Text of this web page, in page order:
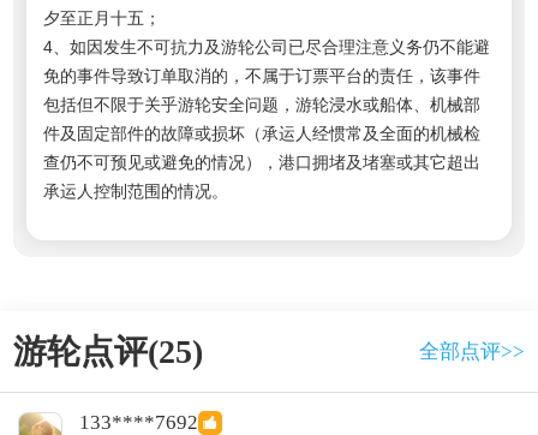
夕至正月十五；
4、如因发生不可抗力及游轮公司已尽合理注意义务仍不能避
免的事件导致订单取消的，不属于订票平台的责任，该事件
包括但不限于关乎游轮安全问题，游轮浸水或船体、机械部
件及固定部件的故障或损坏（承运人经惯常及全面的机械检
查仍不可预见或避免的情况），港口拥堵及堵塞或其它超出
承运人控制范围的情况。
游轮点评(25) 全部点评>>
133****7692